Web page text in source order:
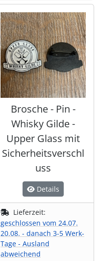
Brosche - Pin -
Whisky Gilde -
Upper Glass mit
Sicherheitsverschl
uss
Details
Lieferzeit:
geschlossen vom 24.07.
20.08. - danach 3-5 Werk-
Tage - Ausland
abweichend